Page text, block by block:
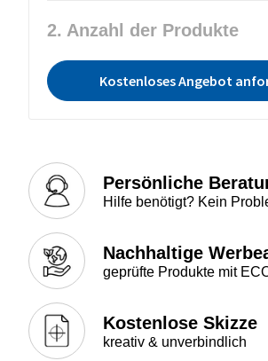
2. Anzahl der Produkte
Kostenloses Angebot
Persönliche
Hilfe benötigt? Kein
Nachhaltige
geprüfte Produkte mit
Kostenlose Skizze
kreativ & unverbindlich